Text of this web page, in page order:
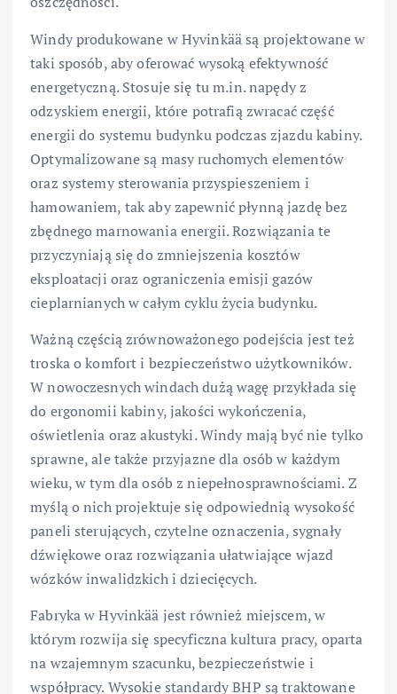
Windy produkowane w Hyvinkää są projektowane w
taki sposób, aby oferować wysoką efektywność
energetyczną. Stosuje się tu m.in. napędy z
odzyskiem energii, które potrafią zwracać część
energii do systemu budynku podczas zjazdu kabiny.
Optymalizowane są masy ruchomych elementów
oraz systemy sterowania przyspieszeniem i
hamowaniem, tak aby zapewnić płynną jazdę bez
zbędnego marnowania energii. Rozwiązania te
przyczyniają się do zmniejszenia kosztów
eksploatacji oraz ograniczenia emisji gazów
cieplarnianych w całym cyklu życia budynku.
Ważną częścią zrównoważonego podejścia jest też
troska o komfort i bezpieczeństwo użytkowników.
W nowoczesnych windach dużą wagę przykłada się
do ergonomii kabiny, jakości wykończenia,
oświetlenia oraz akustyki. Windy mają być nie tylko
sprawne, ale także przyjazne dla osób w każdym
wieku, w tym dla osób z niepełnosprawnościami. Z
myślą o nich projektuje się odpowiednią wysokość
paneli sterujących, czytelne oznaczenia, sygnały
dźwiękowe oraz rozwiązania ułatwiające wjazd
wózków inwalidzkich i dziecięcych.
Fabryka w Hyvinkää jest również miejscem, w
którym rozwija się specyficzna kultura pracy, oparta
na wzajemnym szacunku, bezpieczeństwie i
współpracy. Wysokie standardy BHP są traktowane